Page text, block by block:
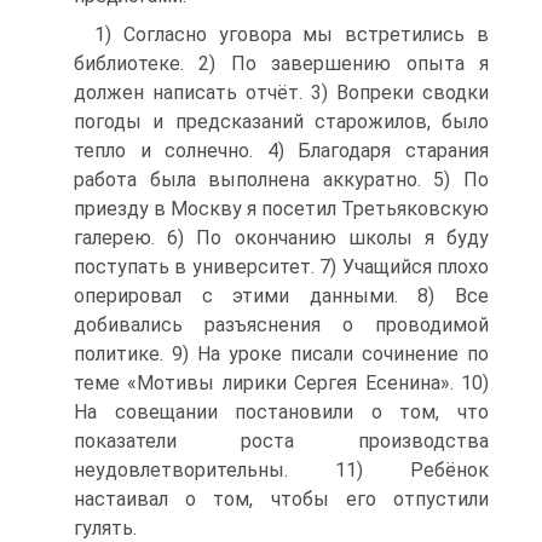
1) Согласно уговора мы встретились в
библиотеке. 2) По завершению опыта я
должен написать отчёт. 3) Вопреки сводки
погоды и предсказаний старожилов, было
тепло и солнечно. 4) Благодаря старания
работа была выполнена аккуратно. 5) По
приезду в Москву я посетил Третьяковскую
галерею. 6) По окончанию школы я буду
поступать в университет. 7) Учащийся плохо
оперировал с этими данными. 8) Все
добивались разъяснения о проводимой
политике. 9) На уроке писали сочинение по
теме «Мотивы лирики Сергея Есенина». 10)
На совещании постановили о том, что
показатели роста производства
неудовлетворительны. 11) Ребёнок
настаивал о том, чтобы его отпустили
гулять.